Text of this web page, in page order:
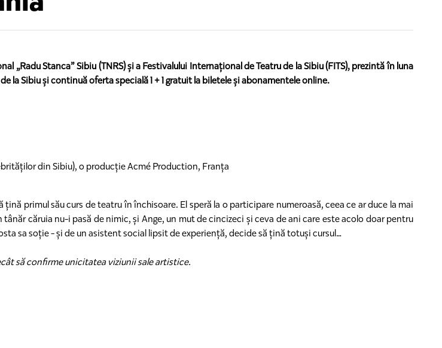
Stanca” Sibiu (TNRS) și a Festivalului Internațional de Teatru de la Sibiu (FITS), prezintă în luna
Sibiu și continuă oferta specială 1 + 1 gratuit la biletele și abonamentele online.
din Sibiu), o producție Acmé Production, Franța
primul său curs de teatru în închisoare. El speră la o participare numeroasă, ceea ce ar duce la mai
căruia nu-i pasă de nimic, și Ange, un mut de cincizeci și ceva de ani care este acolo doar pentru
sa soție - și de un asistent social lipsit de experiență, decide să țină totuși cursul…
să confirme unicitatea viziunii sale artistice.